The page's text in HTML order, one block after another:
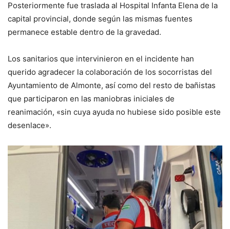
Posteriormente fue traslada al Hospital Infanta Elena de la
capital provincial, donde según las mismas fuentes
permanece estable dentro de la gravedad.
Los sanitarios que intervinieron en el incidente han
querido agradecer la colaboración de los socorristas del
Ayuntamiento de Almonte, así como del resto de bañistas
que participaron en las maniobras iniciales de
reanimación, «sin cuya ayuda no hubiese sido posible este
desenlace».